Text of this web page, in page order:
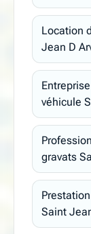
Location
Jean D
véhicule
gravats
Saint